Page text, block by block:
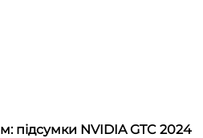
підсумки NVIDIA GTC 2024